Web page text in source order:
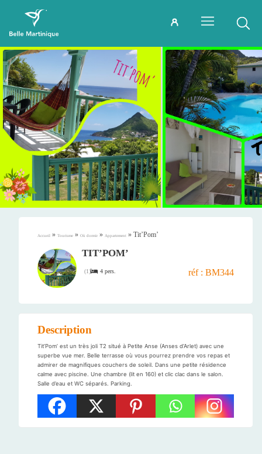
Accueil » Tourisme » Où dormir » Appartement » Tit’Pom’
TIT’POM’
(1) 4 pers. réf : BM344
Description
Tit’Pom’ est un très joli T2 situé à Petite Anse (Anses d’Arlet) avec une
superbe vue mer. Belle terrasse où vous pourrez prendre vos repas et
admirer de magnifiques couchers de soleil. Dans une petite résidence
calme avec piscine. Une chambre (lit en 160) et clic clac dans le salon.
Salle d’eau et WC séparés. Parking.